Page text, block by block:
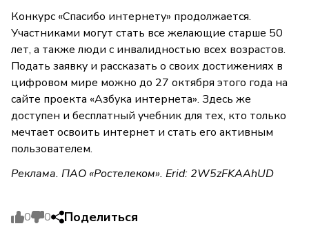
Конкурс «Спасибо интернету» продолжается.
Участниками могут стать все желающие старше 50
лет, а также люди с инвалидностью всех возрастов.
Подать заявку и рассказать о своих достижениях в
цифровом мире можно до 27 октября этого года на
сайте проекта «Азбука интернета». Здесь же
доступен и бесплатный учебник для тех, кто только
мечтает освоить интернет и стать его активным
пользователем.
Реклама. ПАО «Ростелеком». Erid: 2W5zFKAAhUD
0 0 Поделиться